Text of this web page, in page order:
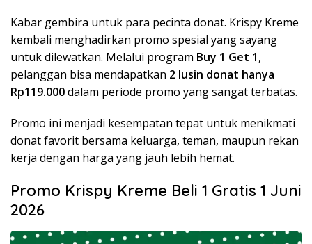
Kabar gembira untuk para pecinta donat. Krispy Kreme
kembali menghadirkan promo spesial yang sayang
untuk dilewatkan. Melalui program Buy 1 Get 1,
pelanggan bisa mendapatkan 2 lusin donat hanya
Rp119.000dalam periode promo yang sangat terbatas.
Promo ini menjadi kesempatan tepat untuk menikmati
donat favorit bersama keluarga, teman, maupun rekan
kerja dengan harga yang jauh lebih hemat.
Promo Krispy Kreme Beli 1 Gratis 1 Juni
2026